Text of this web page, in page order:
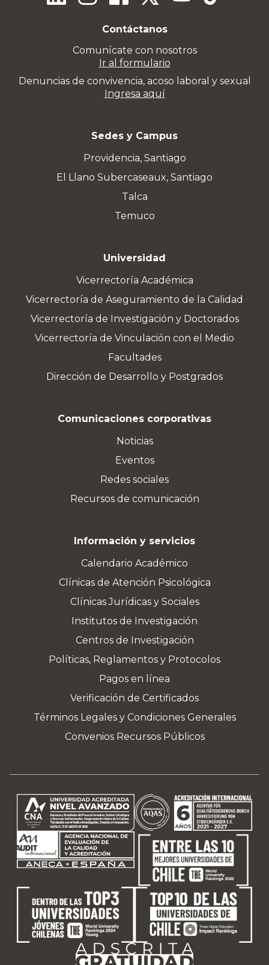
Contáctanos
Comunícate con nosotros
Ir al formulario
Denuncias de convivencia, acoso laboral y sexual
Ingresa aquí
Sedes y Campus
Providencia, Santiago
El Llano Subercaseaux, Santiago
Talca
Temuco
Universidad
Vicerrectoría Académica
Vicerrectoría de Aseguramiento de la Calidad
Vicerrectoría de Investigación y Doctorados
Vicerrectoría de Vinculación con el Medio
Facultades
Dirección de Desarrollo y Postgrados
Comunicaciones corporativas
Noticias
Eventos
Redes sociales
Recursos de comunicación
Información y servicios
Calendario Académico
Clínicas de Atención Psicológica
Clínicas Jurídicas y Sociales
Institutos de Investigación
Centros de Investigación
Políticas, Reglamentos y Protocolos
Pagos en línea
Verificación de Certificados
Términos Legales y Condiciones Generales
Convenios Recursos Públicos